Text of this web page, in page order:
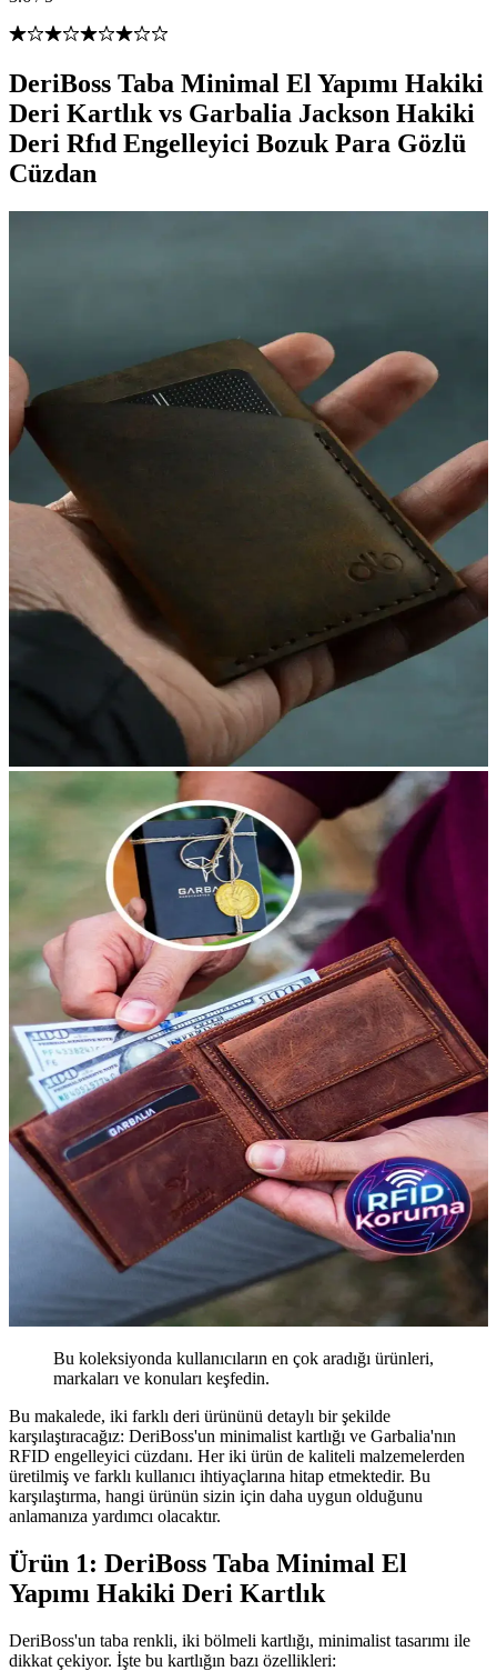
DeriBoss Taba Minimal El Yapımı Hakiki
Deri Kartlık vs Garbalia Jackson Hakiki
Deri Rfıd Engelleyici Bozuk Para Gözlü
Cüzdan
Bu koleksiyonda kullanıcıların en çok aradığı ürünleri,
markaları ve konuları keşfedin.
Bu makalede, iki farklı deri ürününü detaylı bir şekilde
karşılaştıracağız: DeriBoss'un minimalist kartlığı ve Garbalia'nın
RFID engelleyici cüzdanı. Her iki ürün de kaliteli malzemelerden
üretilmiş ve farklı kullanıcı ihtiyaçlarına hitap etmektedir. Bu
karşılaştırma, hangi ürünün sizin için daha uygun olduğunu
anlamanıza yardımcı olacaktır.
Ürün 1: DeriBoss Taba Minimal El
Yapımı Hakiki Deri Kartlık
DeriBoss'un taba renkli, iki bölmeli kartlığı, minimalist tasarımı ile
dikkat çekiyor. İşte bu kartlığın bazı özellikleri: